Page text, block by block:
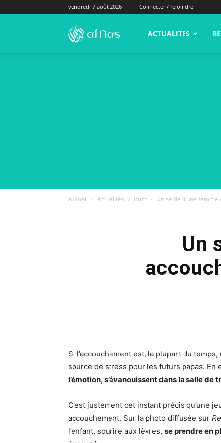
vendredi 7 août 2026 Connecter / rejoindre
alNas.fr ACTUALITÉS
Accueil Actualités Buzz Un selfie d’une
Un
Si l’accouchement est, la plupart du
source de stress pour les futurs papas. En
l’émotion, s’évanouissent dans la salle de
C’est justement cet instant précis qu’une
accouchement. Sur la photo diffusée sur
l’enfant, sourire aux lèvres, se prendre en